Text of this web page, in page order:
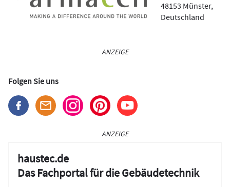
48153 Münster,
Deutschland
ANZEIGE
Folgen Sie uns
ANZEIGE
haustec.de
Das Fachportal für die Gebäudetechnik